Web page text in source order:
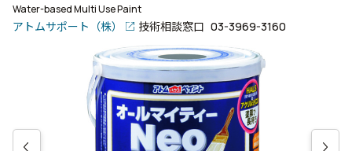
Water-based Multi Use Paint
アトムサポート（株） 技術相談窓口 03-3969-3160